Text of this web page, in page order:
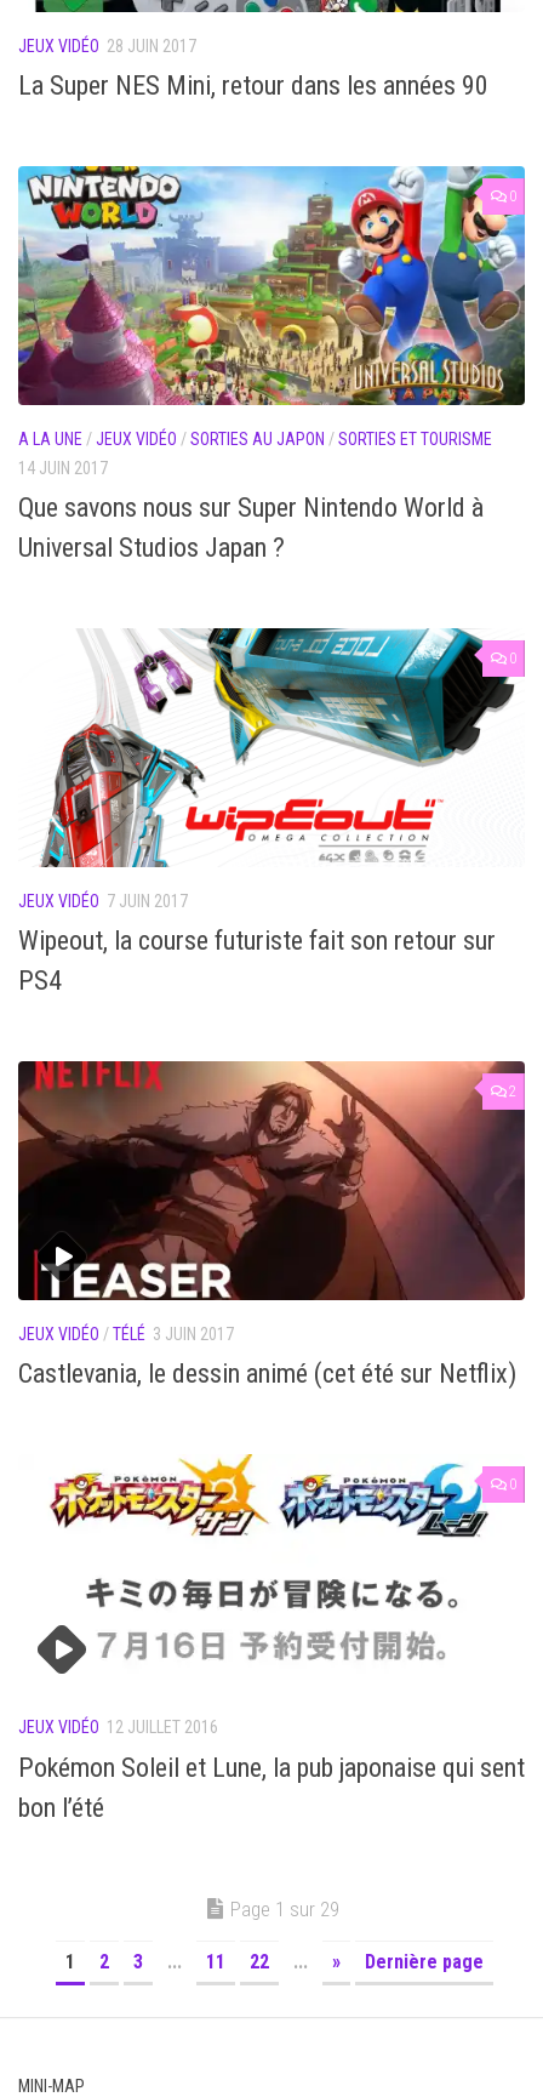
JEUX VIDÉO 28 JUIN 2017
La Super NES Mini, retour dans les années 90
0
A LA UNE /JEUX VIDÉO /SORTIES AU JAPON /SORTIES ET TOURISME
14 JUIN 2017
Que savons nous sur Super Nintendo World à
Universal Studios Japan ?
0
JEUX VIDÉO 7 JUIN 2017
Wipeout, la course futuriste fait son retour sur
PS4
2
JEUX VIDÉO /TÉLÉ 3 JUIN 2017
Castlevania, le dessin animé (cet été sur Netflix)
0
JEUX VIDÉO 12 JUILLET 2016
Pokémon Soleil et Lune, la pub japonaise qui sent
bon l’été
Page 1 sur 29
1 2 3 ... 11 22 ... » Dernière page
MINI-MAP